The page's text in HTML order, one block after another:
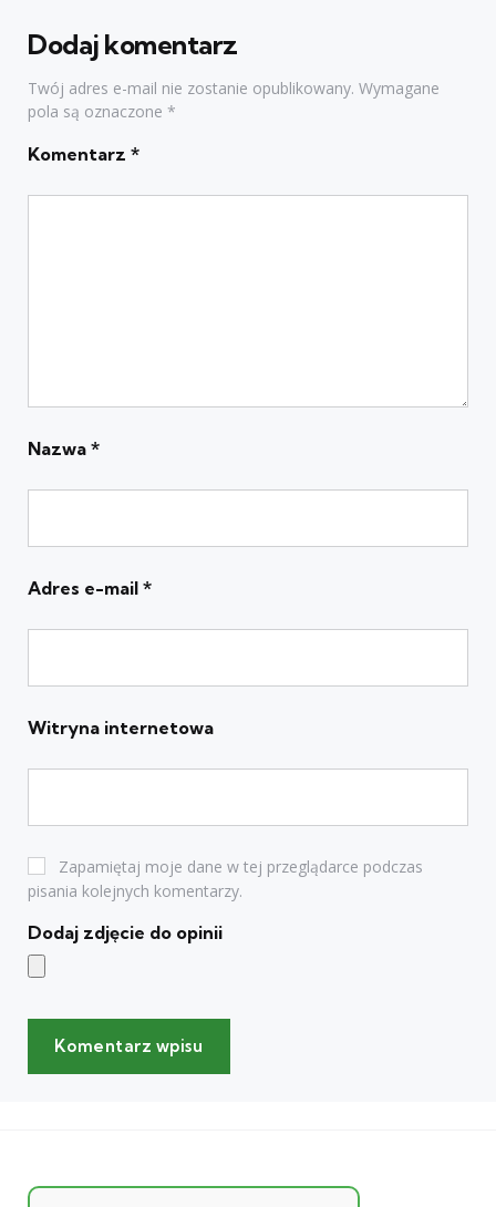
Dodaj komentarz
Twój adres e-mail nie zostanie opublikowany. Wymagane
pola są oznaczone *
Komentarz *
Nazwa *
Adres e-mail *
Witryna internetowa
Zapamiętaj moje dane w tej przeglądarce podczas
pisania kolejnych komentarzy.
Dodaj zdjęcie do opinii